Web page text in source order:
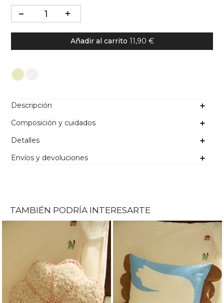
Color
Añadir al carrito 11,90 €
Descripción
Composición y cuidados
Detalles
Envíos y devoluciones
TAMBIÉN PODRÍA INTERESARTE